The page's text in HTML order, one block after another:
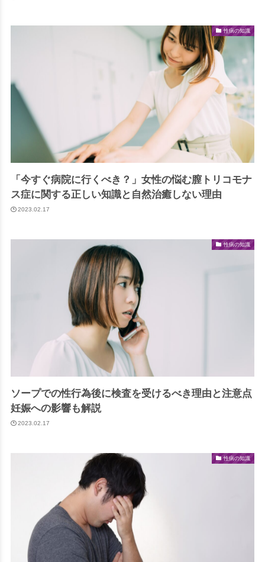
性病の知識
「今すぐ病院に行くべき？」女性の悩む膣トリコモナ
ス症に関する正しい知識と自然治癒しない理由
2023.02.17
性病の知識
ソープでの性行為後に検査を受けるべき理由と注意点
妊娠への影響も解説
2023.02.17
性病の知識